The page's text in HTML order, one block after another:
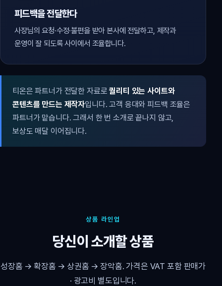
피드백을 전달한다
사장님의 요청·수정·불편을 받아 본사에 전달하고, 제작과
운영이 잘 되도록 사이에서 조율합니다.
티온은 파트너가 전달한 자료로퀄리티 있는 사이트와
콘텐츠를 만드는 제작자입니다. 고객 응대와 피드백 조율은
파트너가 맡습니다. 그래서 한 번 소개로 끝나지 않고,
보상도 매달 이어집니다.
상품 라인업
당신이 소개할 상품
성장홈 → 확장홈 → 상권홈 → 장악홈. 가격은 VAT 포함 판매가
· 광고비 별도입니다.